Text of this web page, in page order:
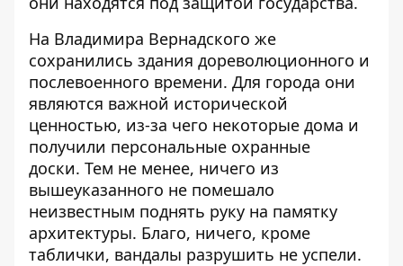
На Владимира Вернадского же
сохранились здания дореволюционного и
послевоенного времени. Для города они
являются важной исторической
ценностью, из-за чего некоторые дома и
получили персональные охранные
доски. Тем не менее, ничего из
вышеуказанного не помешало
неизвестным поднять руку на памятку
архитектуры. Благо, ничего, кроме
таблички, вандалы разрушить не успели.